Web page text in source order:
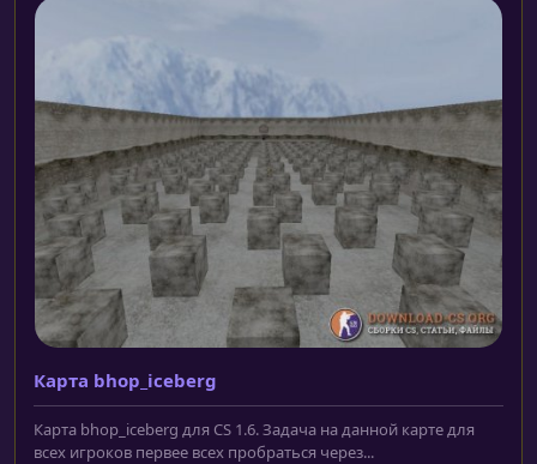
Карта bhop_iceberg
Карта bhop_iceberg для CS 1.6. Задача на данной карте для
всех игроков первее всех пробраться через...